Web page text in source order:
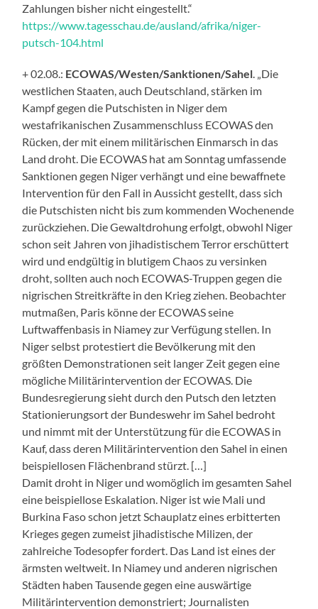
Zahlungen bisher nicht eingestellt.“
https://www.tagesschau.de/ausland/afrika/niger-
putsch-104.html
+ 02.08.: ECOWAS/Westen/Sanktionen/Sahel . „Die
westlichen Staaten, auch Deutschland, stärken im
Kampf gegen die Putschisten in Niger dem
westafrikanischen Zusammenschluss ECOWAS den
Rücken, der mit einem militärischen Einmarsch in das
Land droht. Die ECOWAS hat am Sonntag umfassende
Sanktionen gegen Niger verhängt und eine bewaffnete
Intervention für den Fall in Aussicht gestellt, dass sich
die Putschisten nicht bis zum kommenden Wochenende
zurückziehen. Die Gewaltdrohung erfolgt, obwohl Niger
schon seit Jahren von jihadistischem Terror erschüttert
wird und endgültig in blutigem Chaos zu versinken
droht, sollten auch noch ECOWAS-Truppen gegen die
nigrischen Streitkräfte in den Krieg ziehen. Beobachter
mutmaßen, Paris könne der ECOWAS seine
Luftwaffenbasis in Niamey zur Verfügung stellen. In
Niger selbst protestiert die Bevölkerung mit den
größten Demonstrationen seit langer Zeit gegen eine
mögliche Militärintervention der ECOWAS. Die
Bundesregierung sieht durch den Putsch den letzten
Stationierungsort der Bundeswehr im Sahel bedroht
und nimmt mit der Unterstützung für die ECOWAS in
Kauf, dass deren Militärintervention den Sahel in einen
beispiellosen Flächenbrand stürzt. […]
Damit droht in Niger und womöglich im gesamten Sahel
eine beispiellose Eskalation. Niger ist wie Mali und
Burkina Faso schon jetzt Schauplatz eines erbitterten
Krieges gegen zumeist jihadistische Milizen, der
zahlreiche Todesopfer fordert. Das Land ist eines der
ärmsten weltweit. In Niamey und anderen nigrischen
Städten haben Tausende gegen eine auswärtige
Militärintervention demonstriert; Journalisten